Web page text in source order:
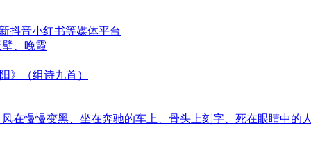
抖音小红书等媒体平台
、晚霞
》（组诗九首）
在慢慢变黑、坐在奔驰的车上、骨头上刻字、死在眼睛中的